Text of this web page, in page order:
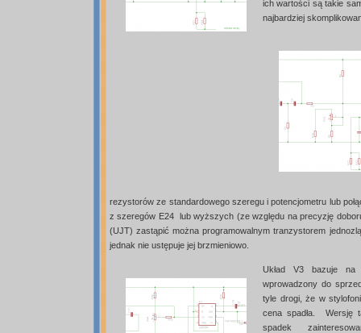
ich wartości są takie
najbardziej
rezystorów ze standardowego szeregu i potencjometru lub
z szeregów E24 lub wyższych (ze względu na precyzję
(UJT) zastąpić można programowalnym tranzystorem
jednak nie ustępuje jej brzmieniowo.
Układ V3 bazuje na
wprowadzony do
tyle drogi, że w
cena spadła. Wersję
spadek